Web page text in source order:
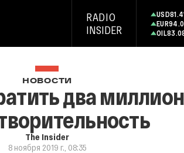
RADIO
INSIDER
USD
EUR
OIL
НОВОСТИ
два
The Insider
8 ноября 2019 г., 08:35